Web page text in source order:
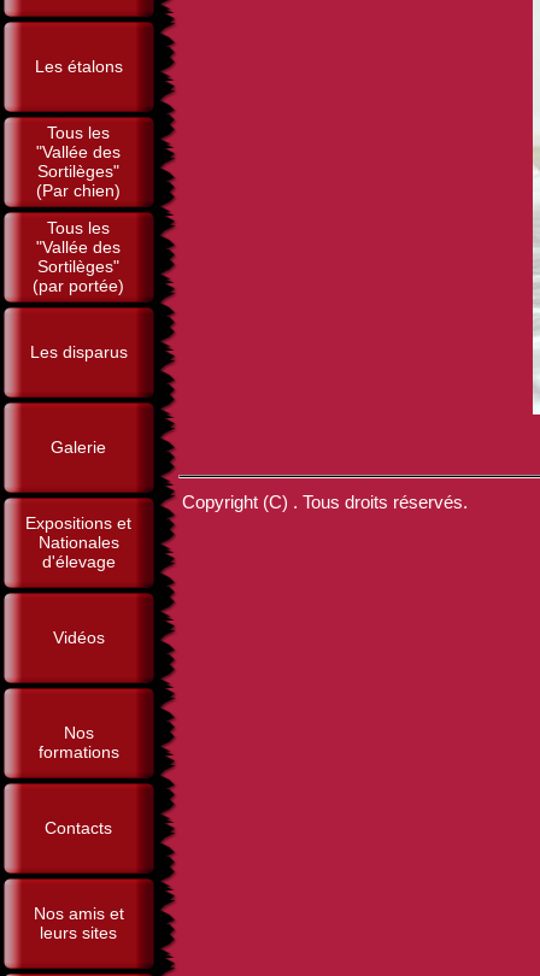
Les étalons
Tous les
"Vallée des
Sortilèges"
(Par chien)
Tous les
"Vallée des
Sortilèges"
(par portée)
Les disparus
Galerie
Expositions et
Nationales
d'élevage
Vidéos
Nos
formations
Contacts
Nos amis et
leurs sites
Copyright (C) . Tous droits réservés.